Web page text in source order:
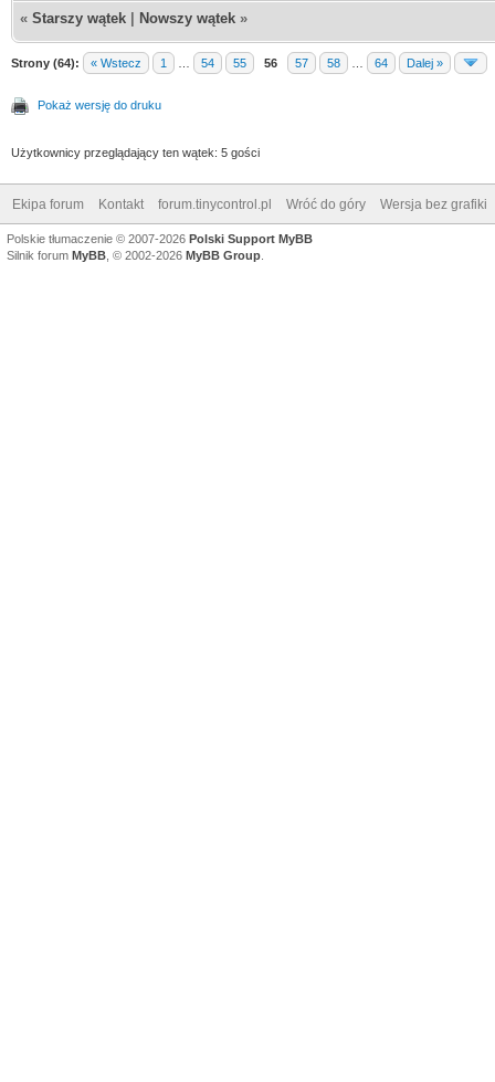
« Starszy wątek Nowszy wątek »
Strony (64): « Wstecz 1 54 55 56 57 58 64 Dalej »
Pokaż wersję do druku
Użytkownicy przeglądający ten wątek: 5 gości
Ekipa forum Kontakt forum.tinycontrol.pl Wróć do góry Wersja bez grafiki
Polskie tłumaczenie © 2007-2026 Polski Support MyBB
Silnik forum MyBB , © 2002-2026 MyBB Group